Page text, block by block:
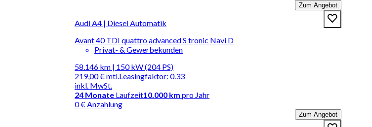
Zum Angebot
Audi A4 | Diesel Automatik
Avant 40 TDI quattro advanced S tronic Navi D
Privat- & Gewerbekunden
58.146 km | 150 kW (204 PS)
219,00 €mtl.
inkl. MwSt.
Leasingfaktor: 0.33
24 Monate Laufzeit10.000 km pro Jahr
0 € Anzahlung
Zum Angebot